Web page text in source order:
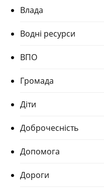
Влада
Водні ресурси
ВПО
Громада
Діти
Доброчесність
Допомога
Дороги